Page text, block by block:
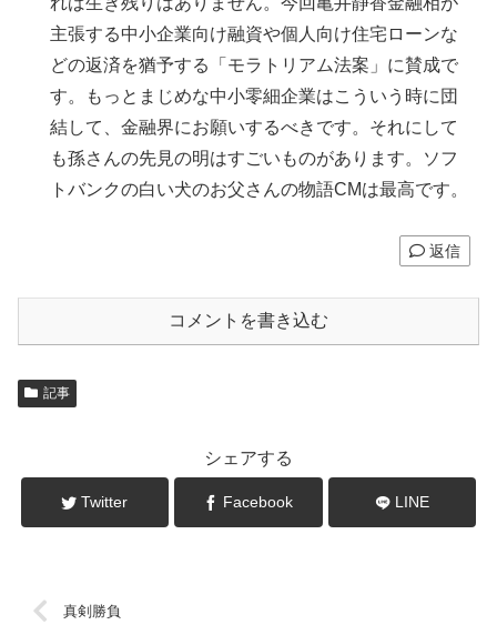
主張する中小企業向け融資や個人向け住宅ローンな
どの返済を猶予する「モラトリアム法案」に賛成で
す。もっとまじめな中小零細企業はこういう時に団
結して、金融界にお願いするべきです。それにして
も孫さんの先見の明はすごいものがあります。ソフ
トバンクの白い犬のお父さんの物語CMは最高です。
返信
コメントを書き込む
記事
シェアする
Twitter Facebook LINE
真剣勝負